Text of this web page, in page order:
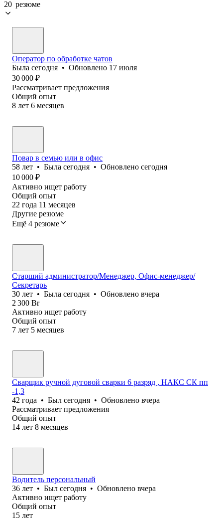
20 резюме
Оператор по обработке чатов
Была сегодня • Обновлено 17 июля
30 000 ₽
Рассматривает предложения
Общий опыт
8 лет 6 месяцев
Повар в семью или в офис
58 лет • Была сегодня • Обновлено сегодня
10 000 ₽
Активно ищет работу
Общий опыт
22 года 11 месяцев
Другие резюме
Ещё 4 резюме
Старший администратор/Менеджер, Офис-менеджер/
Секретарь
30 лет • Была сегодня • Обновлено вчера
2 300 Br
Активно ищет работу
Общий опыт
7 лет 5 месяцев
Сварщик ручной дуговой сварки 6 разряд , НАКС СК пп
-1,3
42 года • Был сегодня • Обновлено вчера
Рассматривает предложения
Общий опыт
14 лет 8 месяцев
Водитель персональный
36 лет • Был сегодня • Обновлено вчера
Активно ищет работу
Общий опыт
15 лет